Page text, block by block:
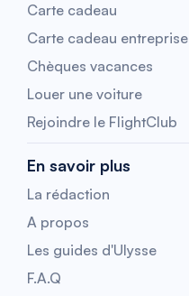
Carte cadeau
Carte cadeau entreprise
Chèques vacances
Louer une voiture
Rejoindre le FlightClub
En savoir plus
La rédaction
A propos
Les guides d'Ulysse
F.A.Q